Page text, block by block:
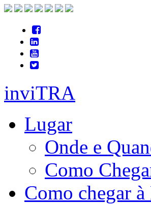
inviTRA
Lugar
Onde e
Como
Como chegar